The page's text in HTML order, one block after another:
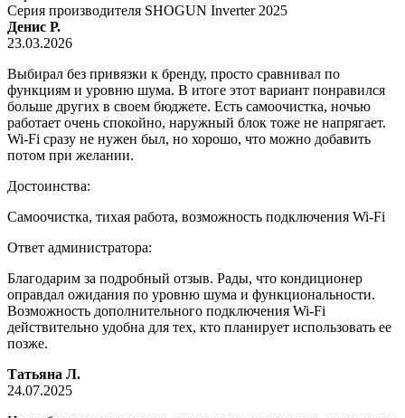
Серия производителя SHOGUN Inverter 2025
Денис Р.
23.03.2026
Выбирал без привязки к бренду, просто сравнивал по
функциям и уровню шума. В итоге этот вариант понравился
больше других в своем бюджете. Есть самоочистка, ночью
работает очень спокойно, наружный блок тоже не напрягает.
Wi-Fi сразу не нужен был, но хорошо, что можно добавить
потом при желании.
Достоинства:
Самоочистка, тихая работа, возможность подключения Wi-Fi
Ответ администратора:
Благодарим за подробный отзыв. Рады, что кондиционер
оправдал ожидания по уровню шума и функциональности.
Возможность дополнительного подключения Wi-Fi
действительно удобна для тех, кто планирует использовать ее
позже.
Татьяна Л.
24.07.2025